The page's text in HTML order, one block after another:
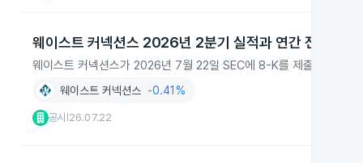
웨이스트 커넥션스 2026년 2분기 실적과 연간 전망 상향
웨이스트 커넥션스가 2026년 7월 22일 SEC에 8-K를 제출해 2분기
웨이스트 커넥션스 -0.41%
공시 26.07.22